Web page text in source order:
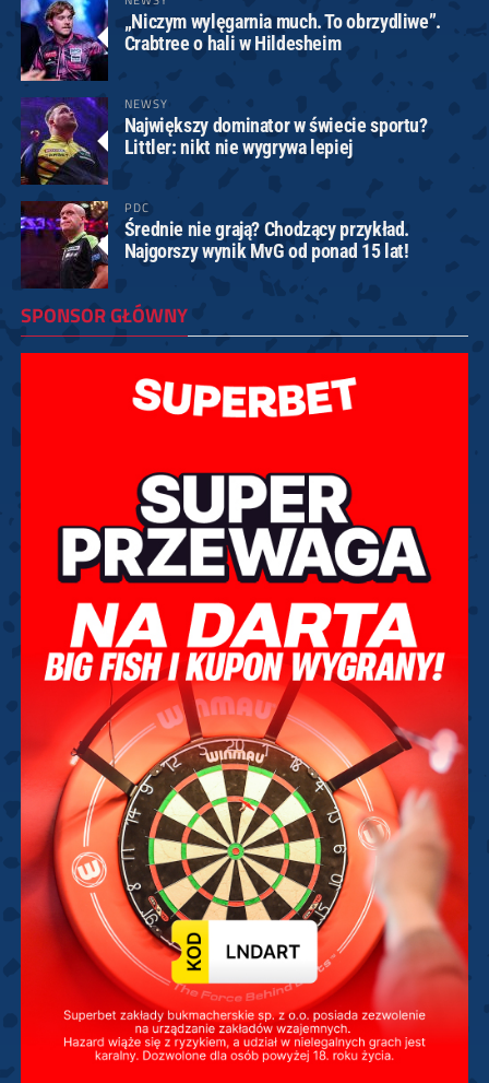
„Niczym wylęgarnia much. To obrzydliwe”.
Crabtree o hali w Hildesheim
NEWSY
Największy dominator w świecie sportu?
Littler: nikt nie wygrywa lepiej
PDC
Średnie nie grają? Chodzący przykład.
Najgorszy wynik MvG od ponad 15 lat!
SPONSOR GŁÓWNY